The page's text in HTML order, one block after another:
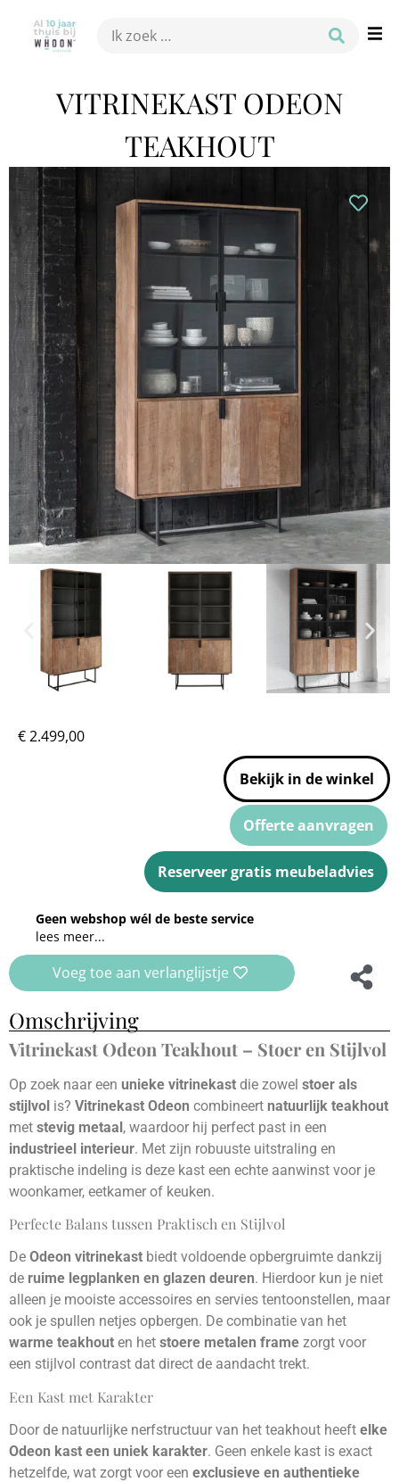
VITRINEKAST ODEON
TEAKHOUT
€2.499,00
Bekijk in de winkel
Offerte aanvragen
Reserveer gratis meubeladvies
Geen webshop wél de beste service
lees meer...
Voeg toe aan verlanglijstje
Omschrijving
Vitrinekast Odeon Teakhout – Stoer en Stijlvol
Op zoek naar een unieke vitrinekast die zowel stoer als
stijlvol is? Vitrinekast Odeon combineert natuurlijk teakhout
met stevig metaal, waardoor hij perfect past in een
industrieel interieur. Met zijn robuuste uitstraling en
praktische indeling is deze kast een echte aanwinst voor je
woonkamer, eetkamer of keuken.
Perfecte Balans tussen Praktisch en Stijlvol
De Odeon vitrinekast biedt voldoende opbergruimte dankzij
de ruime legplanken en glazen deuren. Hierdoor kun je niet
alleen je mooiste accessoires en servies tentoonstellen, maar
ook je spullen netjes opbergen. De combinatie van het
warme teakhout en het stoere metalen frame zorgt voor
een stijlvol contrast dat direct de aandacht trekt.
Een Kast met Karakter
Door de natuurlijke nerfstructuur van het teakhout heeft elke
Odeon kast een uniek karakter. Geen enkele kast is exact
hetzelfde, wat zorgt voor een exclusieve en authentieke